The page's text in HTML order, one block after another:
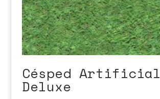
Césped Artificial
Deluxe